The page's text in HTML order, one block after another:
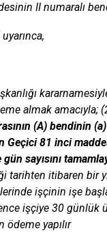
II numaralı
almak
(A) bendinin
Geçici 81 inci
sayısını
tarihten itibaren
işçinin işe
işçiye 30 günlük
ödeme yapılır